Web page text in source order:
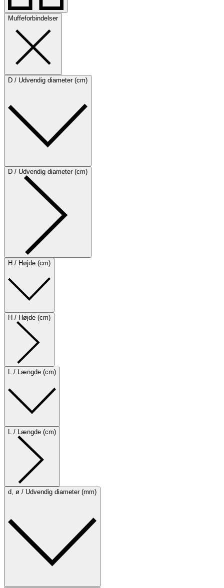
Muffeforbindelser
D / Udvendig diameter (cm)
D / Udvendig diameter (cm)
H / Højde (cm)
H / Højde (cm)
L / Længde (cm)
L / Længde (cm)
d, ø / Udvendig diameter (mm)